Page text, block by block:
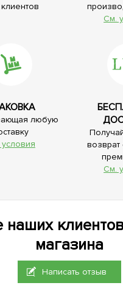
См.
любую
возврат
См.
наших
магазина
Написать отзыв